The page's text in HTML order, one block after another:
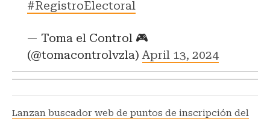
#RegistroElectoral
— Toma el Control 🎮
(@tomacontrolvzla)April 13, 2024
Lanzan buscador web de puntos de inscripción del